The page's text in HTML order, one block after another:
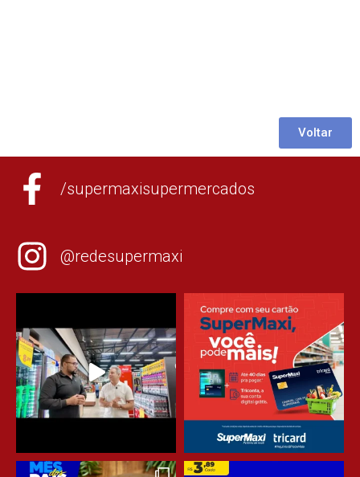
Voltar
/supermaxisupermercados
@redesupermaxi